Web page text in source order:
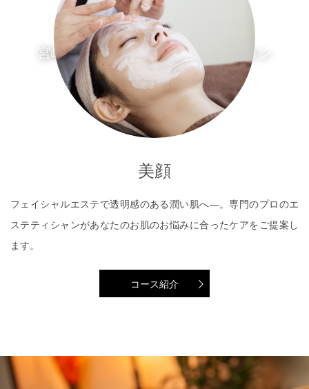
宮崎・鹿児島で11店舗のエステサロン
美顔
フェイシャルエステで透明感のある潤い肌へ―。専門のプロのエ
ステティシャンがあなたのお肌のお悩みに合ったケアをご提案し
ます。
コース紹介